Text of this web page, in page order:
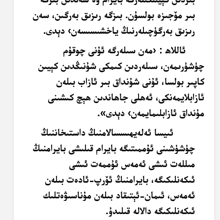
بىر مۆجىزە بولسۇن. بىزگە رىزىق بەرگىن، سەن
رىزىق بەرگۈچىلەرنىڭ ياخشىسىسەن› دېدى.
ئاللاھ : ‹مەن سىلەرگە ئۇنى چوقۇم
چۈشۈرىمەن، سىلەردىن كىمكى شۇنىڭدىن كېيىن
كاپىر بولسا، ئۇنى شۇنداق بىر ئازاب بىلەن
ئازابلايمەنكى، ئەھلى جاھاندىن ھېچ كىشىنى
مۇنداق ئازابلىمايمەن› دېدى».
ئىيسا ئەلەيھىسسالامنىڭ داستىخاننىڭ
چۈشۈشىنى ئۇممىتىگە بايرام قىلىشى بايرامنىڭ
مىللەت ئىشى ئەمەس ئۇممەت ئىشى
ئىكەنلىكىگە، بايرامنىڭ ئۆرپ-ئادەت بىلەن
ئەمەس، ئىمان-ئېتىقاد بىلەن مۇناسىۋەتلىك
ئىكەنلىكىگە دالالە قىلىدۇ.